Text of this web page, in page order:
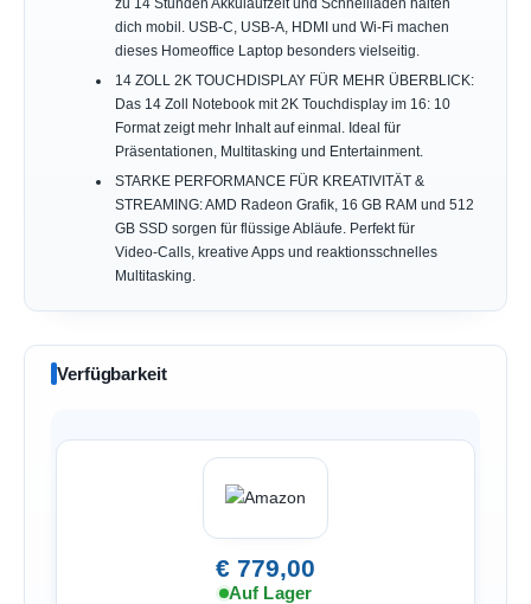
dich mobil. USB‑C, USB‑A, HDMI und Wi‑Fi machen
dieses Homeoffice Laptop besonders vielseitig.
14 ZOLL 2K TOUCHDISPLAY FÜR MEHR ÜBERBLICK:
Das 14 Zoll Notebook mit 2K Touchdisplay im 16: 10
Format zeigt mehr Inhalt auf einmal. Ideal für
Präsentationen, Multitasking und Entertainment.
STARKE PERFORMANCE FÜR KREATIVITÄT &
STREAMING: AMD Radeon Grafik, 16 GB RAM und 512
GB SSD sorgen für flüssige Abläufe. Perfekt für
Video‑Calls, kreative Apps und reaktionsschnelles
Multitasking.
Verfügbarkeit
€ 779,00
Auf Lager